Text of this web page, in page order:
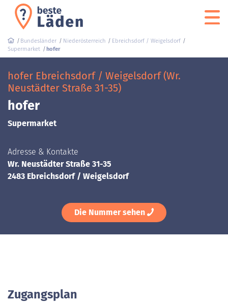
Bundesländer Niederösterreich
Ebreichsdorf / Weigelsdorf
Supermarket
hofer
hofer Ebreichsdorf / Weigelsdorf (Wr.
Neustädter Straße 31-35)
hofer
Supermarket
Adresse & Kontakte
Wr. Neustädter Straße 31-35
2483 Ebreichsdorf / Weigelsdorf
Die Nummer sehen
Zugangsplan